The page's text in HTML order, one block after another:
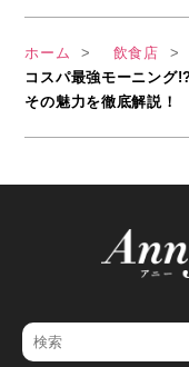
ホーム 飲食店
コスパ最強モーニング
その魅力を徹底解説！